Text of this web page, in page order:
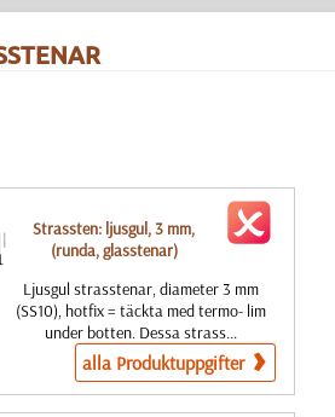
Strassten: ljusgul, 3 mm,
(runda, glasstenar)
Ljusgul strasstenar, diameter 3 mm
(SS10), hotfix = täckta med termo- lim
under botten. Dessa strass...
alla Produktuppgifter